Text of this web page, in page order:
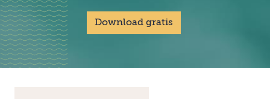
Download gratis